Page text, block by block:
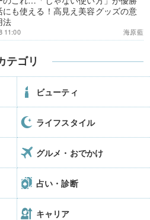
も使える！高見え美容グッズの意
法
海原藍
11:00
テゴリ
ビューティ
ライフスタイル
グルメ・おでかけ
占い・診断
キャリア